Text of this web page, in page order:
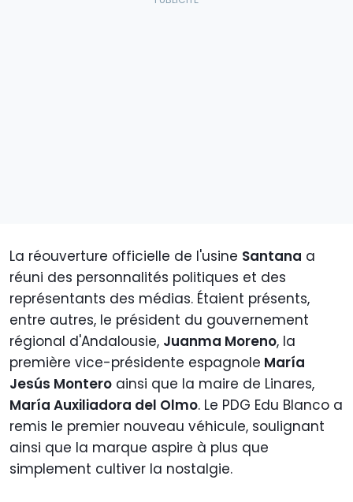
La réouverture officielle de l'usine Santana a
réuni des personnalités politiques et des
représentants des médias. Étaient présents,
entre autres, le président du gouvernement
régional d'Andalousie, Juanma Moreno, la
première vice-présidente espagnole María
Jesús Montero ainsi que la maire de Linares,
María Auxiliadora del Olmo. Le PDG Edu Blanco a
remis le premier nouveau véhicule, soulignant
ainsi que la marque aspire à plus que
simplement cultiver la nostalgie.